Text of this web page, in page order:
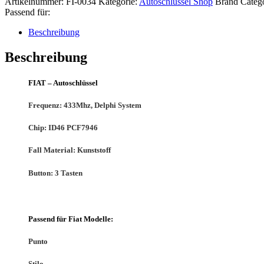
Passend für:
Beschreibung
Beschreibung
FIAT – Autoschlüssel
Frequenz: 433Mhz, Delphi System
Chip: ID46 PCF7946
Fall Material: Kunststoff
Button: 3 Tasten
Passend für Fiat Modelle:
Punto